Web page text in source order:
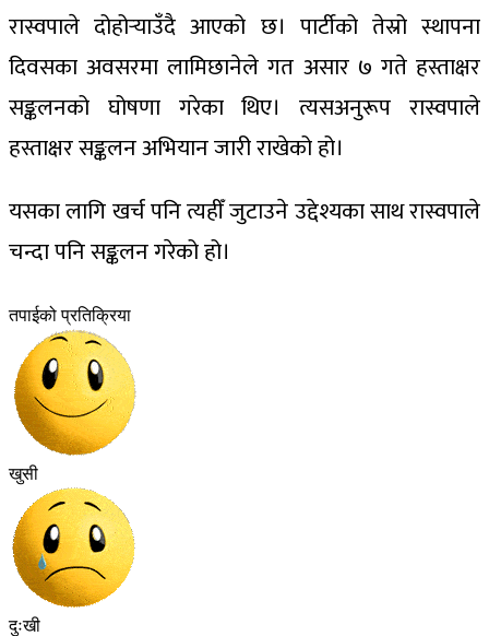
रास्वपाले दोहोर्‍याउँदै आएको छ। पार्टीको तेस्रो स्थापना
दिवसका अवसरमा लामिछानेले गत असार ७ गते हस्ताक्षर
सङ्कलनको घोषणा गरेका थिए। त्यसअनुरूप रास्वपाले
हस्ताक्षर सङ्कलन अभियान जारी राखेको हो।
यसका लागि खर्च पनि त्यहीँ जुटाउने उद्देश्यका साथ रास्वपाले
चन्दा पनि सङ्कलन गरेको हो।
तपाईको प्रतिक्रिया
खुसी
दुःखी